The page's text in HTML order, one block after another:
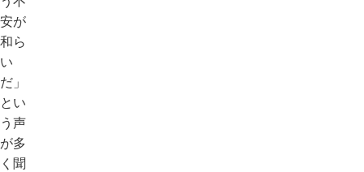
安が
和ら
い
だ」
とい
う声
が多
く聞